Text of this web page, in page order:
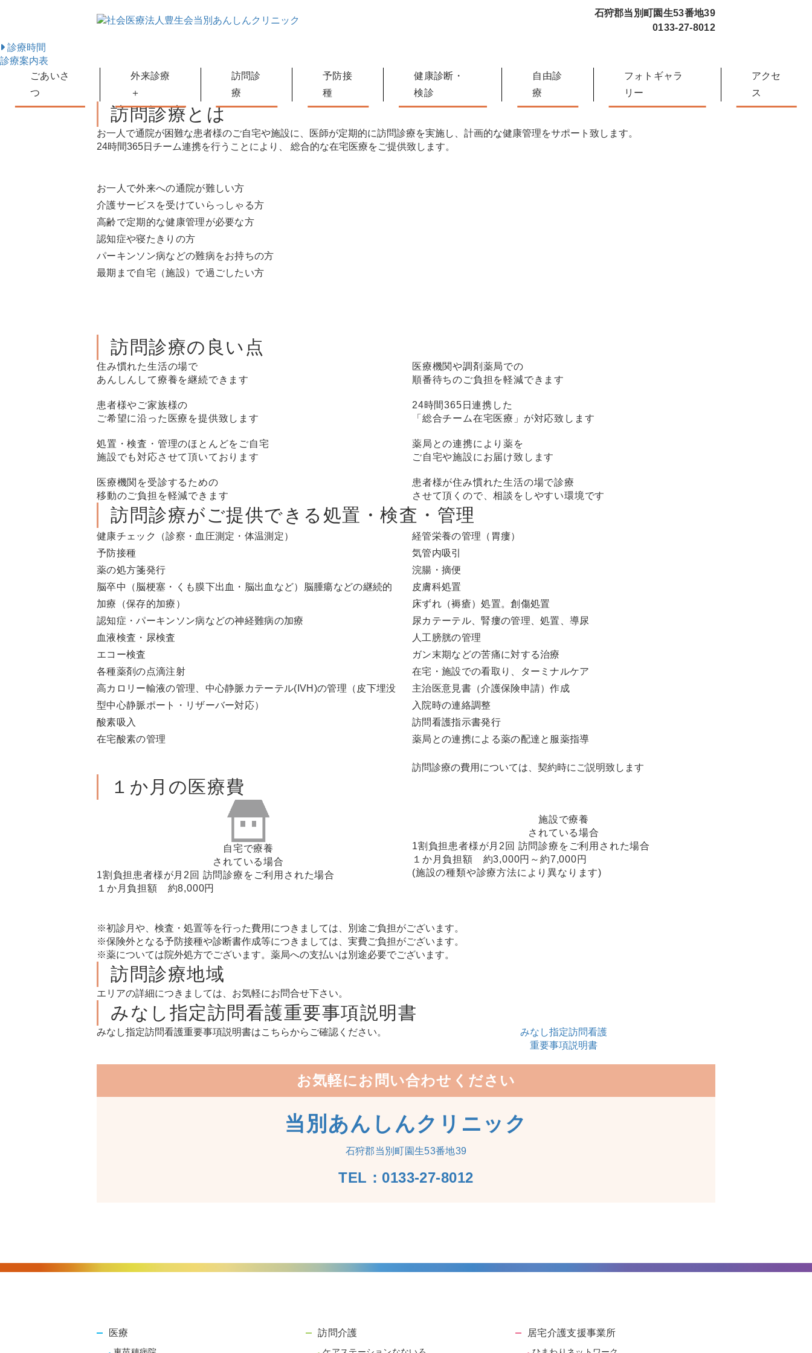
石狩郡当別町園生53番地39
0133-27-8012
診療時間
診療案内表
ごあいさ
つ
外来診療
＋
・内科
・小児科
・皮膚科
訪問診
療
予防接
種
健康診断・
検診
自由診
療
フォトギャラ
リー
アクセ
ス
訪問診療とは
お一人で通院が困難な患者様のご自宅や施設に、医師が定期的に訪問診療を実施し、計画的な健康管理をサポート致します。
24時間365日 チーム連携を行うことにより、 総合的な在宅医療をご提供致します。
お一人で外来への通院が難しい方
介護サービスを受けていらっしゃる方
高齢で定期的な健康管理が必要な方
認知症や寝たきりの方
パーキンソン病などの難病をお持ちの方
最期まで自宅（施設）で過ごしたい方
訪問診療の良い点
住み慣れた生活の場で
あんしんして療養を継続できます
医療機関や調剤薬局での
順番待ちのご負担を軽減できます
患者様やご家族様の
ご希望に沿った医療を提供致します
24時間365日連携した
「総合チーム在宅医療」が対応致します
処置・検査・管理のほとんどをご自宅
施設でも対応させて頂いております
薬局との連携により薬を
ご自宅や施設にお届け致します
医療機関を受診するための
移動のご負担を軽減できます
患者様が住み慣れた生活の場で診療
させて頂くので、相談をしやすい環境です
訪問診療がご提供できる処置・検査・管理
健康チェック（診察・血圧測定・体温測定）
予防接種
薬の処方箋発行
脳卒中（脳梗塞・くも膜下出血・脳出血など）脳腫瘍などの継続的
加療（保存的加療）
認知症・パーキンソン病などの神経難病の加療
血液検査・尿検査
エコー検査
各種薬剤の点滴注射
高カロリー輸液の管理、中心静脈カテーテル(IVH)の管理（皮下埋没
型中心静脈ポート・リザーバー対応）
酸素吸入
在宅酸素の管理
経管栄養の管理（胃瘻）
気管内吸引
浣腸・摘便
皮膚科処置
床ずれ（褥瘡）処置。創傷処置
尿カテーテル、腎瘻の管理、処置、導尿
人工膀胱の管理
ガン末期などの苦痛に対する治療
在宅・施設での看取り、ターミナルケア
主治医意見書（介護保険申請）作成
入院時の連絡調整
訪問看護指示書発行
薬局との連携による薬の配達と服薬指導
訪問診療の費用については、契約時にご説明致します
１か月の医療費
自宅で療養
されている場合
1割負担患者様が月2回 訪問診療をご利用された場合
１か月負担額 約8,000円
施設で療養
されている場合
1割負担患者様が月2回 訪問診療をご利用された場合
１か月負担額 約3,000円～約7,000円
(施設の種類や診療方法により異なります)
※初診月や、検査・処置等を行った費用につきましては、別途ご負担がございます。
※保険外となる予防接種や診断書作成等につきましては、実費ご負担がございます。
※薬については院外処方でございます。薬局への支払いは別途必要でございます。
訪問診療地域
エリアの詳細につきましては、お気軽にお問合せ下さい。
みなし指定訪問看護重要事項説明書
みなし指定訪問看護重要事項説明書はこちらからご確認ください。
みなし指定訪問看護
重要事項説明書
お気軽にお問い合わせください
当別あんしんクリニック
石狩郡当別町園生53番地39
TEL：0133-27-8012
医療 訪問介護 居宅介護支援事業所